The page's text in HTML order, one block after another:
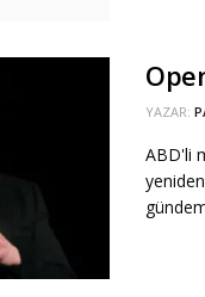
YAZAR:
ABD'li